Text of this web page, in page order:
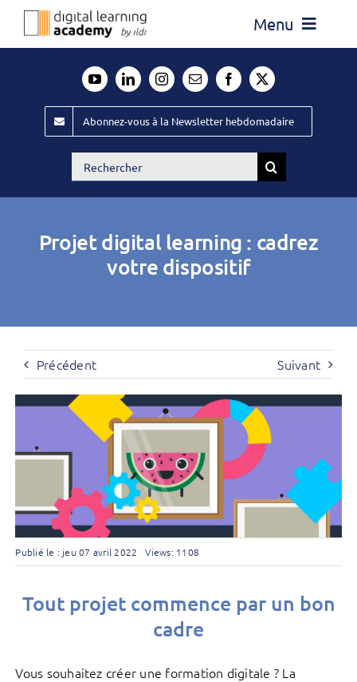
Passer
Menu
Évènements ILDI
Offres d’emploi
Publiez
Abonnez-vous à la Newsletter hebdomadaire
Rechercher:
Projet digital learning : cadrez
votre dispositif
Précédent Suivant
Publié le : jeu 07 avril 2022 Views: 1108
Tout projet commence par un bon
cadre
Vous souhaitez créer une formation digitale ? La